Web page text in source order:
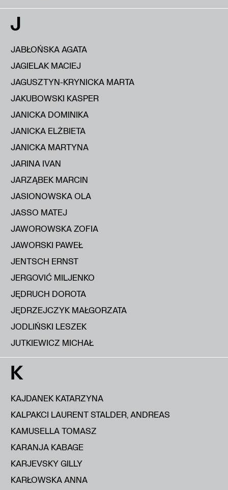
J
JABŁOŃSKA AGATA
JAGIELAK MACIEJ
JAGUSZTYN-KRYNICKA MARTA
JAKUBOWSKI KASPER
JANICKA DOMINIKA
JANICKA ELŻBIETA
JANICKA MARTYNA
JARINA IVAN
JARZĄBEK MARCIN
JASIONOWSKA OLA
JASSO MATEJ
JAWOROWSKA ZOFIA
JAWORSKI PAWEŁ
JENTSCH ERNST
JERGOVIĆ MILJENKO
JĘDRUCH DOROTA
JĘDRZEJCZYK MAŁGORZATA
JODLIŃSKI LESZEK
JUTKIEWICZ MICHAŁ
K
KAJDANEK KATARZYNA
KALPAKCI LAURENT STALDER, ANDREAS
KAMUSELLA TOMASZ
KARANJA KABAGE
KARJEVSKY GILLY
KARŁOWSKA ANNA